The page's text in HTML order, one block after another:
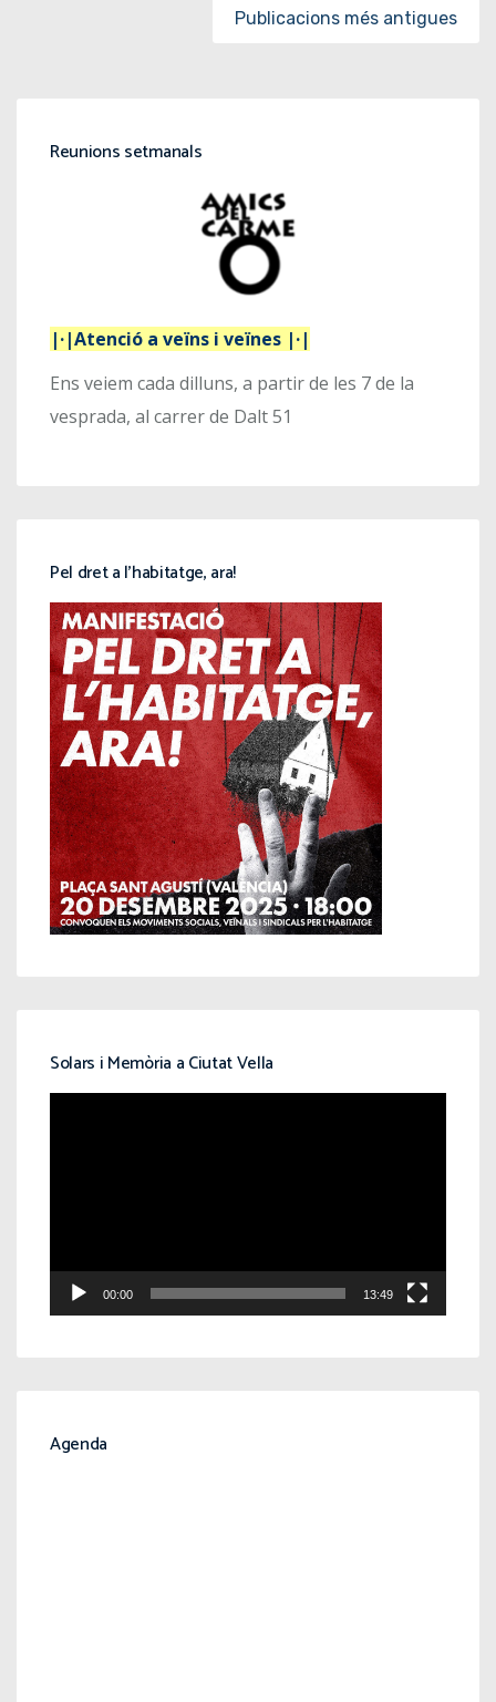
Publicacions més antigues
Reunions setmanals
|·|Atenció a veïns i veïnes |·|
Ens veiem cada dilluns, a partir de les 7 de la
vesprada, al carrer de Dalt 51
Pel dret a l’habitatge, ara!
Solars i Memòria a Ciutat Vella
00:00 13:49
Agenda